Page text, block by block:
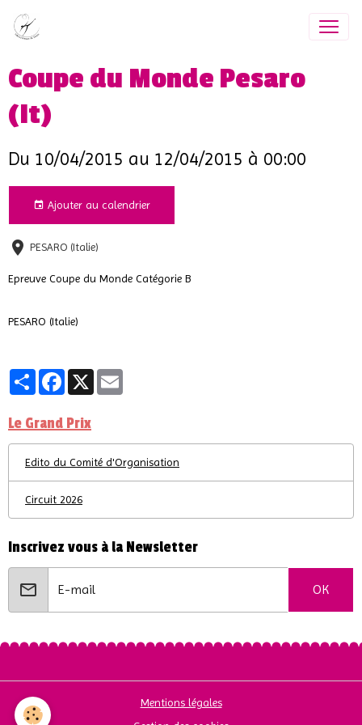
Coupe du Monde Pesaro
(It)
Du 10/04/2015 au 12/04/2015 à 00:00
Ajouter au calendrier
PESARO (Italie)
Epreuve Coupe du Monde Catégorie B
PESARO (Italie)
PartagerFacebook
X
Le Grand Prix
Edito du Comité d'Organisation
Circuit 2026
Inscrivez vous à la Newsletter
OK
Mentions légales